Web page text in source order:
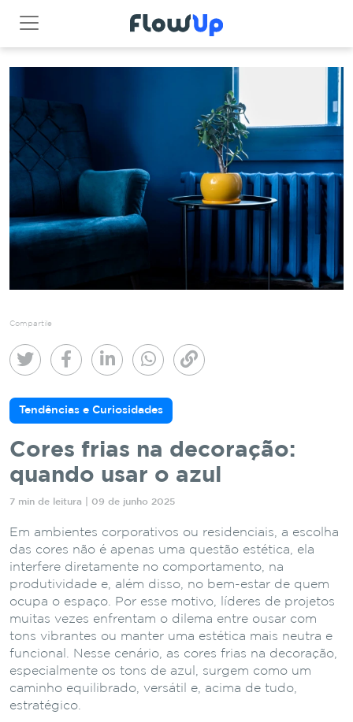
Compartile
Tendências e Curiosidades
Cores frias na decoração:
quando usar o azul
7 min de leitura | 09 de junho 2025
Em ambientes corporativos ou residenciais, a escolha
das cores não é apenas uma questão estética, ela
interfere diretamente no comportamento, na
produtividade e, além disso, no bem-estar de quem
ocupa o espaço. Por esse motivo, líderes de projetos
muitas vezes enfrentam o dilema entre ousar com
tons vibrantes ou manter uma estética mais neutra e
funcional. Nesse cenário, as cores frias na decoração,
especialmente os tons de azul, surgem como um
caminho equilibrado, versátil e, acima de tudo,
estratégico.